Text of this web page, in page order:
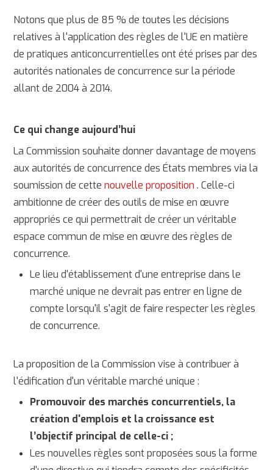
Notons que plus de 85 % de toutes les décisions
relatives à l'application des règles de l'UE en matière
de pratiques anticoncurrentielles ont été prises par des
autorités nationales de concurrence sur la période
allant de 2004 à 2014.
Ce qui change aujourd’hui
La Commission souhaite donner davantage de moyens
aux autorités de concurrence des États membres via la
soumission de cettenouvelle proposition . Celle-ci
ambitionne de créer des outils de mise en œuvre
appropriés ce qui permettrait de créer un véritable
espace commun de mise en œuvre des règles de
concurrence.
Le lieu d'établissement d'une entreprise dans le
marché unique ne devrait pas entrer en ligne de
compte lorsqu'il s'agit de faire respecter les règles
de concurrence.
La proposition de la Commission vise à contribuer à
l'édification d'un véritable marché unique :
Promouvoir des marchés concurrentiels, la
création d'emplois et la croissance est
l’objectif principal de celle-ci ;
Les nouvelles règles sont proposées sous la forme